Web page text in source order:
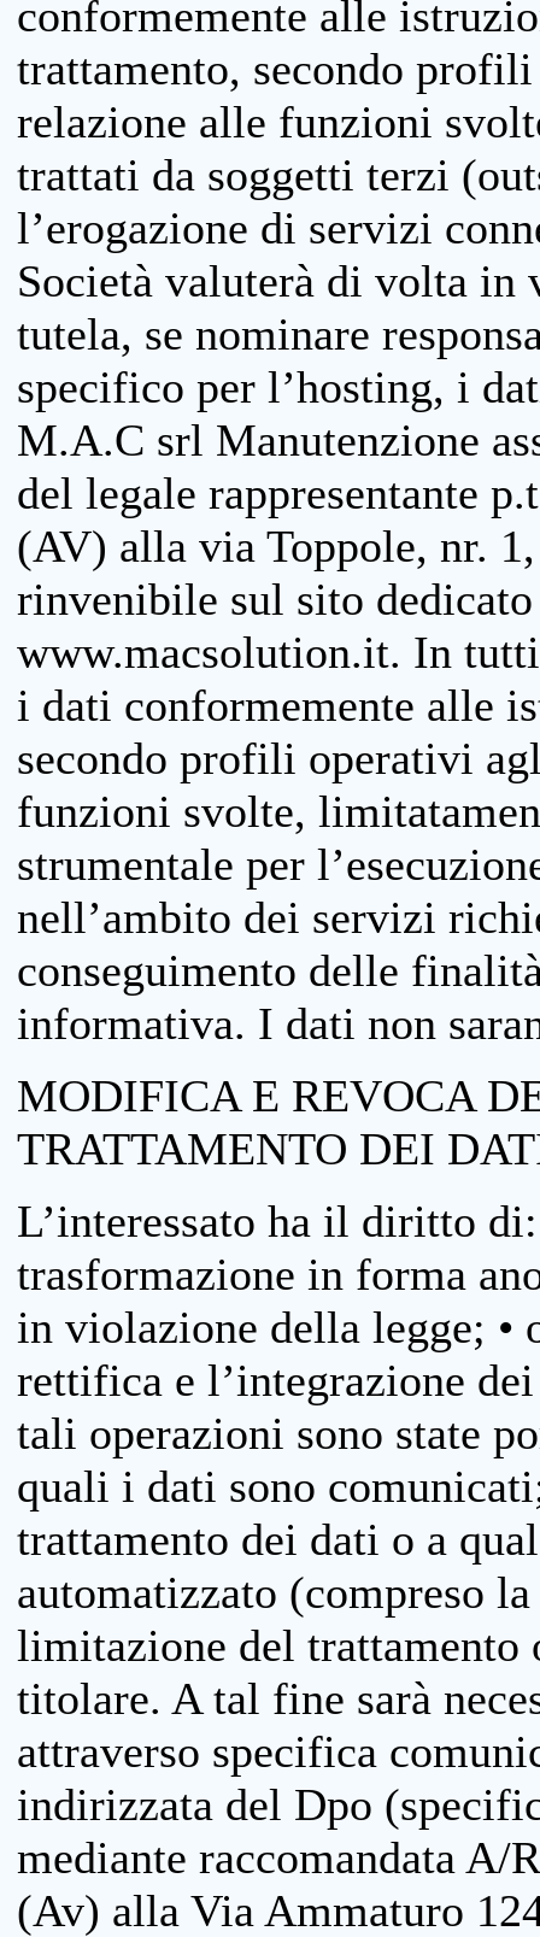
conformemente alle
trattamento, secondo
relazione alle funzioni
trattati da soggetti terzi
l’erogazione di servizi
Società valuterà di volta in
tutela, se nominare
specifico per l’hosting, i
M.A.C srl Manutenzione
del legale rappresentante
(AV) alla via Toppole, nr.
rinvenibile sul sito
www.macsolution.it. In
i dati conformemente alle
secondo profili operativi
funzioni svolte,
strumentale per
nell’ambito dei servizi
conseguimento delle
informativa. I dati non
MODIFICA E REVOCA
TRATTAMENTO DEI
L’interessato ha il diritto
trasformazione in forma
in violazione della legge; •
rettifica e l’integrazione
tali operazioni sono state
quali i dati sono
trattamento dei dati o a
automatizzato (compreso
limitazione del trattamento
titolare. A tal fine sarà
attraverso specifica
indirizzata del Dpo
mediante raccomandata
(Av) alla Via Ammaturo